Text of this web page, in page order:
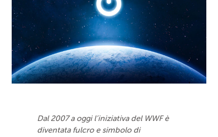
Dal 2007 a oggi l’iniziativa del WWF è
diventata fulcro e simbolo di